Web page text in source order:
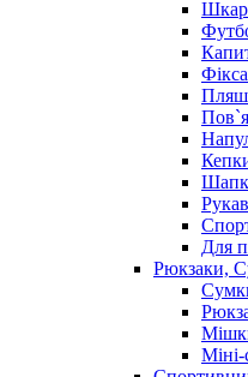
Для
Рюкзаки,